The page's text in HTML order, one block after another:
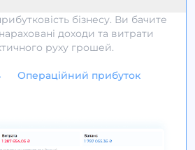
бізнесу. Ви бачите
доходи та витрати
руху грошей.
Операційний прибуток